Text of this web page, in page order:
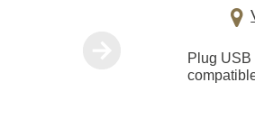
Plug USB